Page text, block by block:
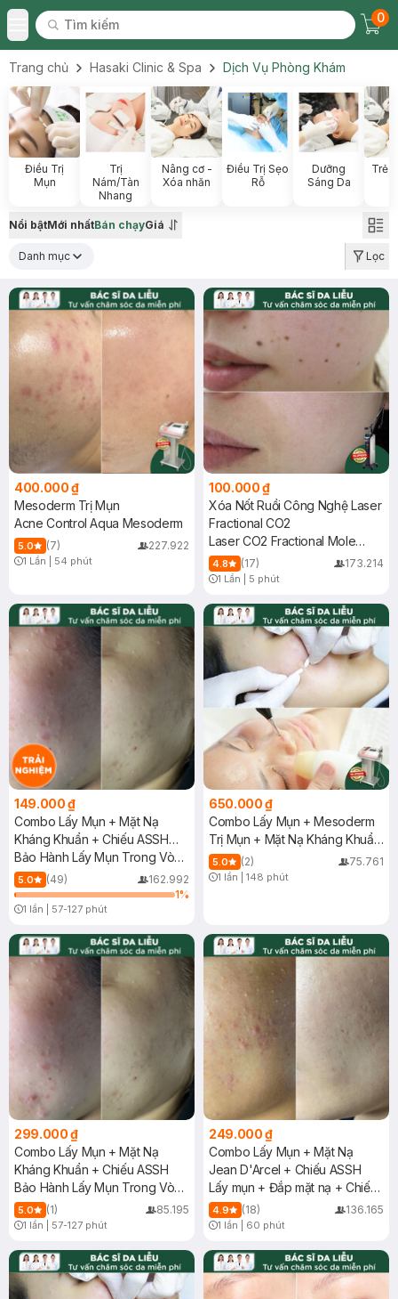
Toggle Menu
Tìm kiếm
Tìm kiếm
0
Trang chủ Hasaki Clinic & Spa Dịch Vụ Phòng Khám
Điều Trị
Mụn
Trị
Nám/Tàn
Nhang
Nâng cơ -
Xóa nhăn
Điều Trị Sẹo
Rỗ
Dưỡng
Sáng Da
Trẻ
Nổi bậtMới nhấtBán chạyGiá
Danh mục Lọc
400.000 ₫
Mesoderm Trị Mụn
Acne Control Aqua Mesoderm
5.0 (7) 227.922
1 Lần 54 phút
100.000 ₫
Xóa Nốt Ruồi Công Nghệ Laser
Fractional CO2
Laser CO2 Fractional Mole
Removal
4.8 (17) 173.214
1 Lần 5 phút
149.000 ₫
Combo Lấy Mụn + Mặt Nạ
Kháng Khuẩn + Chiếu ASSH
(Trải nghiệm)
Bảo Hành Lấy Mụn Trong Vòng
3 Ngày
5.0 (49)
162.992
1%
1 lần 57-127 phút
650.000 ₫
Combo Lấy Mụn + Mesoderm
Trị Mụn + Mặt Nạ Kháng Khuẩn
+ Chiếu ASSH
5.0 (2) 75.761
1 lần 148 phút
299.000 ₫
Combo Lấy Mụn + Mặt Nạ
Kháng Khuẩn + Chiếu ASSH
Bảo Hành Lấy Mụn Trong Vòng
3 Ngày
5.0 (1) 85.195
1 lần 57-127 phút
249.000 ₫
Combo Lấy Mụn + Mặt Nạ
Jean D'Arcel + Chiếu ASSH
Lấy mụn + Đắp mặt nạ + Chiếu
ánh sáng sinh học
4.9 (18) 136.165
1 lần 60 phút